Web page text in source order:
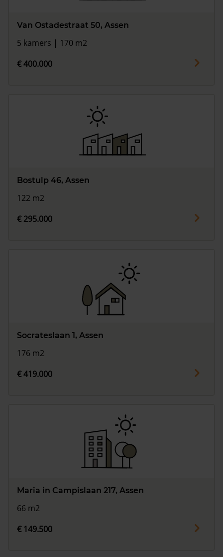
Van Ostadestraat 50, Assen
5 kamers | 170 m2
€ 400.000
Bostulp 46, Assen
122 m2
€ 295.000
Socrateslaan 1, Assen
176 m2
€ 419.000
Maria in Campislaan 217, Assen
66 m2
€ 149.500